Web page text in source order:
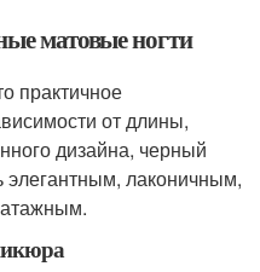
матовые ногти
практичное
от длины,
дизайна, черный
лаконичным,